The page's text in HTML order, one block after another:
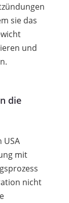
sie das
und
die
USA
mit
nicht